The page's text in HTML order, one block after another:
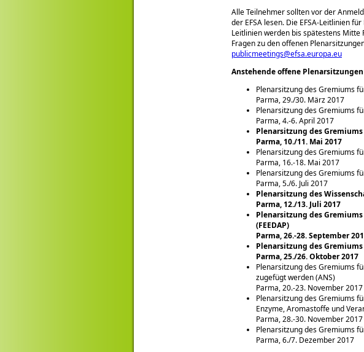
Alle Teilnehmer sollten vor der
der EFSA lesen. Die EFSA-Leitlinien
Leitlinien werden bis spätestens Mitte
Fragen zu den offenen
publicmeetings@efsa.europa.eu
Anstehende offene
Plenarsitzung des Gremiums
Parma, 29./30. März 2017
Plenarsitzung des Gremiums
Parma, 4.-6. April 2017
Plenarsitzung des
Parma, 10./11. Mai 2017
Plenarsitzung des Gremiums
Parma, 16.-18. Mai 2017
Plenarsitzung des Gremiums
Parma, 5./6. Juli 2017
Plenarsitzung des
Parma, 12./13. Juli 2017
Plenarsitzung des
(FEEDAP)
Parma, 26.-28. September
Plenarsitzung des
Parma, 25./26. Oktober 2017
Plenarsitzung des Gremiums
zugefügt werden (ANS)
Parma, 20.-23. November 2017
Plenarsitzung des Gremiums
Enzyme, Aromastoffe und
Parma, 28.-30. November 2017
Plenarsitzung des Gremiums
Parma, 6./7. Dezember 2017